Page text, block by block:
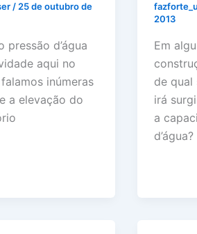
/ 25 de outubro de
pressão d’água
aqui no
inúmeras
a elevação do
2013
Em
de qual
irá
a
d’água?